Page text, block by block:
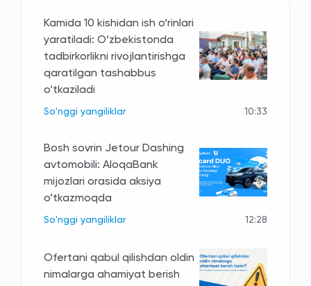
Kamida 10 kishidan ish o‘rinlari
yaratiladi: O‘zbekistonda
tadbirkorlikni rivojlantirishga
qaratilgan tashabbus
o‘tkaziladi
So'nggi yangiliklar 10:33
Bosh sovrin Jetour Dashing
avtomobili: AloqaBank
mijozlari orasida aksiya
o’tkazmoqda
So'nggi yangiliklar 12:28
Ofertani qabul qilishdan oldin
nimalarga ahamiyat berish